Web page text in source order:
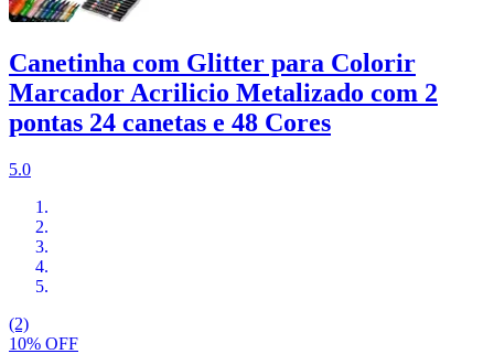
Canetinha com Glitter para Colorir
Marcador Acrilicio Metalizado com 2
pontas 24 canetas e 48 Cores
5.0
(2)
10% OFF